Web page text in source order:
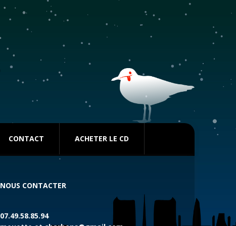
CONTACT ACHETER LE CD
NOUS CONTACTER
07.49.58.85.94